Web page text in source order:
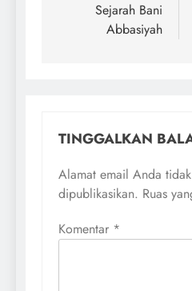
Sejarah Bani
Abbasiyah
TINGGALKAN
Alamat email Anda
dipublikasikan. Ruas
Komentar *